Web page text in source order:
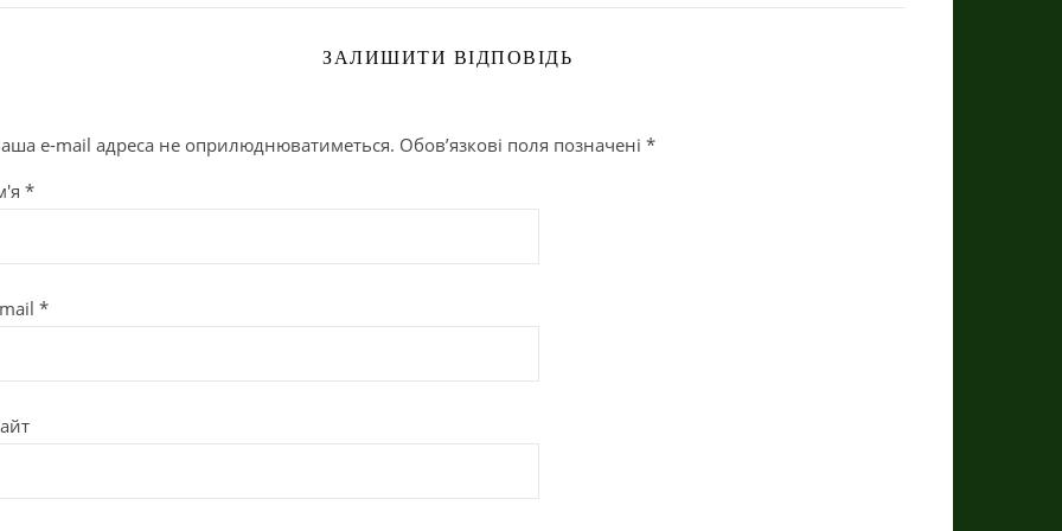
ЗАЛИШИТИ ВІДПОВІДЬ
e-mail адреса не оприлюднюватиметься. Обов’язкові поля позначені *
*
*